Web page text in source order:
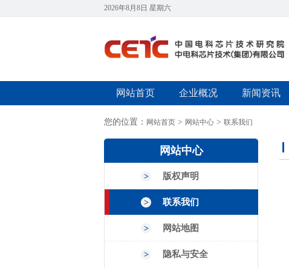
2026年8月8日 星期六
网站首页 企业概况 新闻资讯
您的位置： 网站首页 > 网站中心 > 联系我们
网站中心
版权声明
联系我们
网站地图
隐私与安全